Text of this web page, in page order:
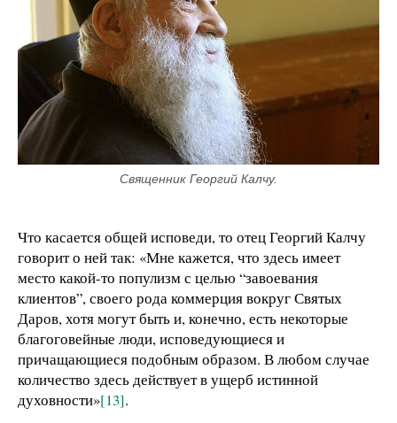
Священник Георгий Калчу.
Что касается общей исповеди, то отец Георгий Калчу
говорит о ней так: «Мне кажется, что здесь имеет
место какой-то популизм с целью “завоевания
клиентов”, своего рода коммерция вокруг Святых
Даров, хотя могут быть и, конечно, есть некоторые
благоговейные люди, исповедующиеся и
причащающиеся подобным образом. В любом случае
количество здесь действует в ущерб истинной
духовности»[13].